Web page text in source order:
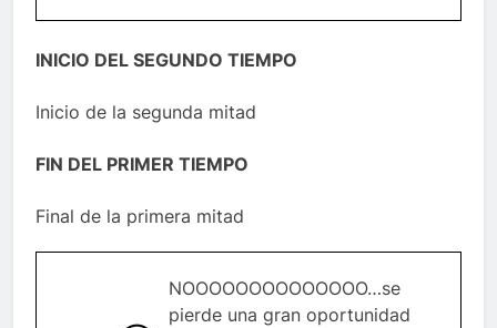
INICIO DEL SEGUNDO TIEMPO
Inicio de la segunda mitad
FIN DEL PRIMER TIEMPO
Final de la primera mitad
NOOOOOOOOOOOOOO…se
pierde una gran oportunidad